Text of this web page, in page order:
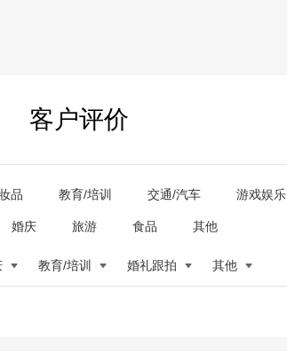
客户评价
品 教育/培训 交通/汽车 游戏娱乐
婚庆 旅游 食品 其他
教育/培训 婚礼跟拍 其他